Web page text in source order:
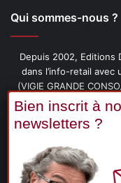
Qui sommes-nous ?
Depuis 2002, Editions
dans l’info-retail avec
(VIGIE GRANDE
livres (PENSER-CLIENT,
PRÉFÉRÉ DE
PROMOFLASH,
CONSO), podcasts
vous êtes, ainsi